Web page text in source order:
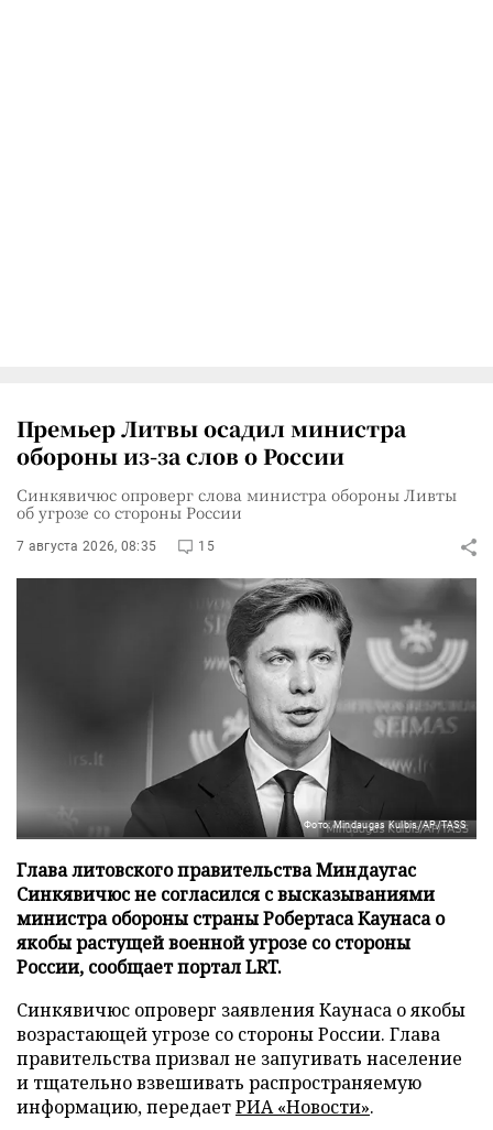
Премьер Литвы осадил министра
обороны из-за слов о России
Синкявичюс опроверг слова министра обороны Ливты
об угрозе со стороны России
7 августа 2026, 08:35 15
Фото: Mindaugas Kulbis/AP/TASS
Глава литовского правительства Миндаугас
Синкявичюс не согласился с высказываниями
министра обороны страны Робертаса Каунаса о
якобы растущей военной угрозе со стороны
России, сообщает портал LRT.
Синкявичюс опроверг заявления Каунаса о якобы
возрастающей угрозе со стороны России. Глава
правительства призвал не запугивать население
и тщательно взвешивать распространяемую
информацию, передаетРИА «Новости».